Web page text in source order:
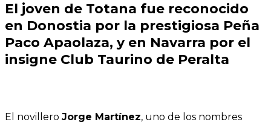
El joven de Totana fue reconocido
en Donostia por la prestigiosa Peña
Paco Apaolaza, y en Navarra por el
insigne Club Taurino de Peralta
El novillero Jorge Martínez, uno de los nombres